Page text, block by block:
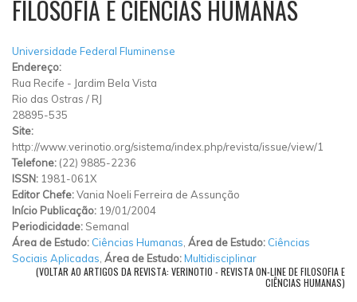
FILOSOFIA E CIÊNCIAS HUMANAS
Universidade Federal Fluminense
Endereço:
Rua Recife - Jardim Bela Vista
Rio das Ostras / RJ
28895-535
Site:
http://www.verinotio.org/sistema/index.php/revista/issue/view/1
Telefone: (22) 9885-2236
ISSN: 1981-061X
Editor Chefe:Vania Noeli Ferreira de Assunção
Início Publicação: 19/01/2004
Periodicidade: Semanal
Área de Estudo: Ciências Humanas Área de Estudo: Ciências
Sociais Aplicadas Área de Estudo:Multidisciplinar
(VOLTAR AO ARTIGOS DA REVISTA: VERINOTIO - REVISTA ON-LINE DE FILOSOFIA E
CIÊNCIAS HUMANAS)